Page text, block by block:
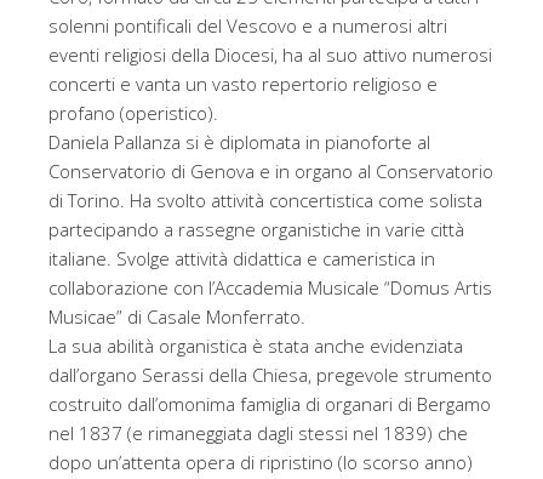
solenni pontificali del Vescovo e a numerosi altri
eventi religiosi della Diocesi, ha al suo attivo numerosi
concerti e vanta un vasto repertorio religioso e
profano (operistico).
Daniela Pallanza si è diplomata in pianoforte al
Conservatorio di Genova e in organo al Conservatorio
di Torino. Ha svolto attività concertistica come solista
partecipando a rassegne organistiche in varie città
italiane. Svolge attività didattica e cameristica in
collaborazione con l’Accademia Musicale “Domus Artis
Musicae” di Casale Monferrato.
La sua abilità organistica è stata anche evidenziata
dall’organo Serassi della Chiesa, pregevole strumento
costruito dall’omonima famiglia di organari di Bergamo
nel 1837 (e rimaneggiata dagli stessi nel 1839) che
dopo un’attenta opera di ripristino (lo scorso anno)